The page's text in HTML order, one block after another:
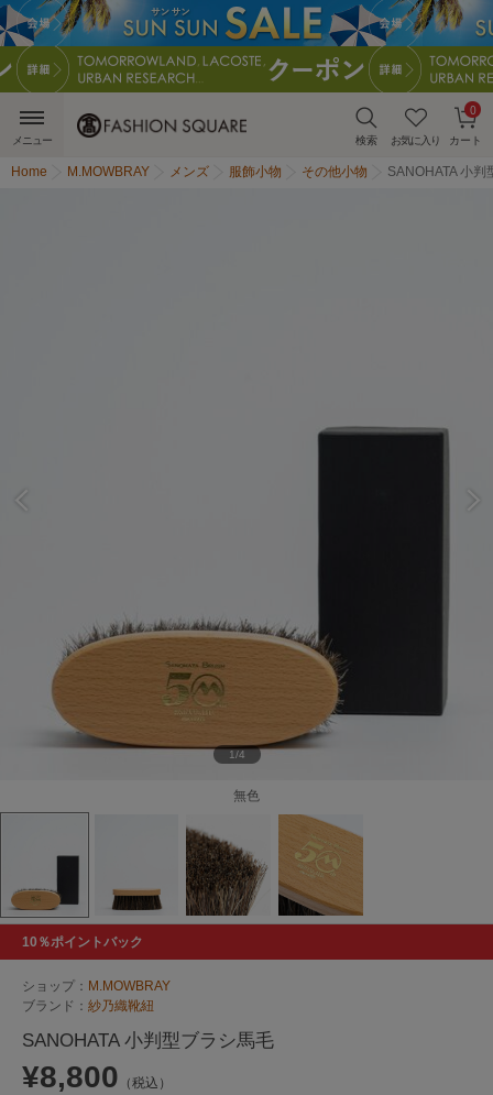
検索 お気に入り カート
0
メニュー
Home M.MOWBRAY メンズ 服飾小物 その他小物 SANOHATA 小判
無色
1/4
10％ポイントバック
ショップ： M.MOWBRAY
ブランド： 紗乃織靴紐
SANOHATA 小判型ブラシ馬毛
¥8,800 （税込）